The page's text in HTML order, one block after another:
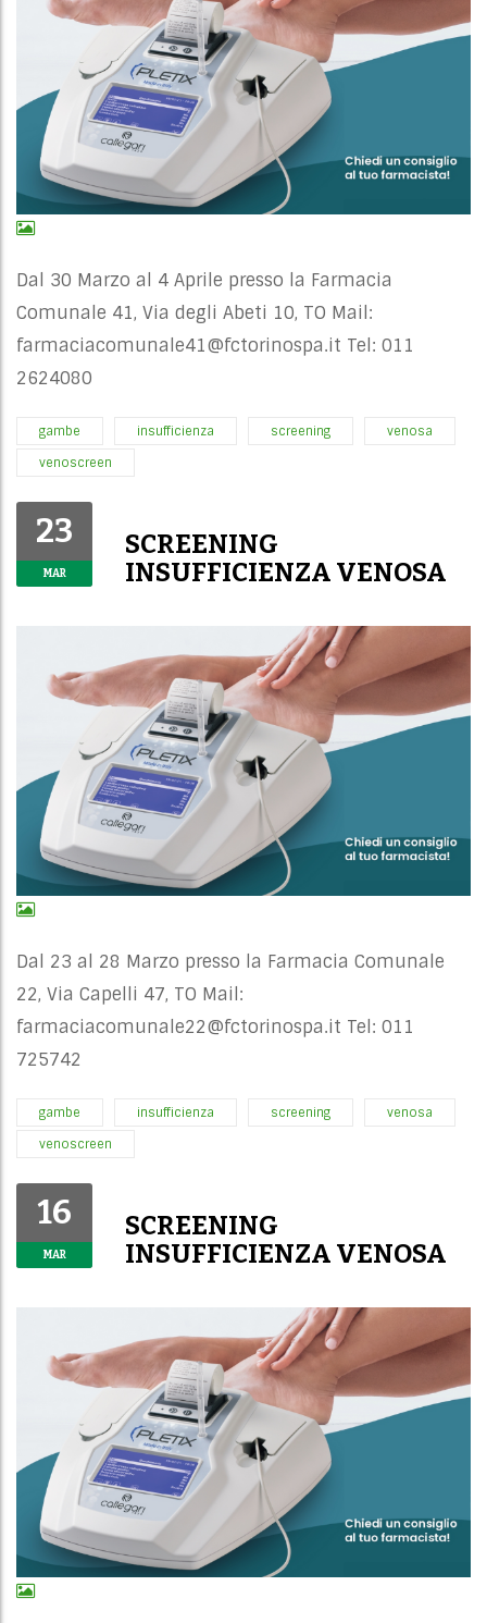
Dal 30 Marzo al 4 Aprile presso la Farmacia
Comunale 41, Via degli Abeti 10, TO Mail:
farmaciacomunale41@fctorinospa.it Tel: 011
2624080
gambe insufficienza screening venosa
venoscreen
23
MAR
SCREENING
INSUFFICIENZA VENOSA
Dal 23 al 28 Marzo presso la Farmacia Comunale
22, Via Capelli 47, TO Mail:
farmaciacomunale22@fctorinospa.it Tel: 011
725742
gambe insufficienza screening venosa
venoscreen
16
MAR
SCREENING
INSUFFICIENZA VENOSA